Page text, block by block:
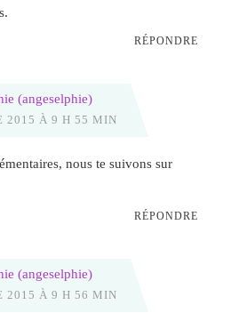
RÉPONDRE
(angeselphie)
2015 À 9 H 55 MIN
nous te suivons sur
RÉPONDRE
(angeselphie)
2015 À 9 H 56 MIN